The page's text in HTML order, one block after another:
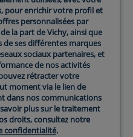
pour enrichir votre profil et
personnalisées par
la part de Vichy, ainsi que
de ses différentes marques
sociaux partenaires, et
de nos activités
rétracter votre
moment via le lien de
dans nos communications
plus sur le traitement
droits, consultez notre
confidentialité.